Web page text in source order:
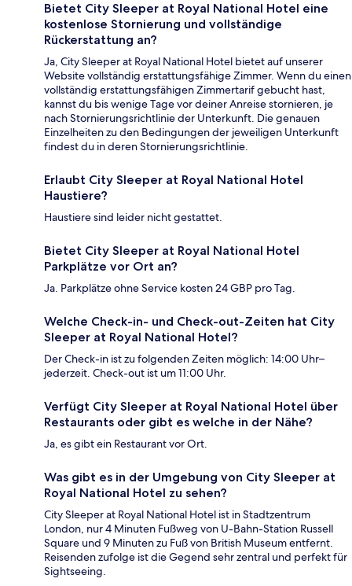
Bietet City Sleeper at Royal National Hotel eine
kostenlose Stornierung und vollständige
Rückerstattung an?
Ja, City Sleeper at Royal National Hotel bietet auf unserer
Website vollständig erstattungsfähige Zimmer. Wenn du einen
vollständig erstattungsfähigen Zimmertarif gebucht hast,
kannst du bis wenige Tage vor deiner Anreise stornieren, je
nach Stornierungsrichtlinie der Unterkunft. Die genauen
Einzelheiten zu den Bedingungen der jeweiligen Unterkunft
findest du in deren Stornierungsrichtlinie.
Erlaubt City Sleeper at Royal National Hotel
Haustiere?
Haustiere sind leider nicht gestattet.
Bietet City Sleeper at Royal National Hotel
Parkplätze vor Ort an?
Ja. Parkplätze ohne Service kosten 24 GBP pro Tag.
Welche Check-in- und Check-out-Zeiten hat City
Sleeper at Royal National Hotel?
Der Check-in ist zu folgenden Zeiten möglich: 14:00 Uhr–
jederzeit. Check-out ist um 11:00 Uhr.
Verfügt City Sleeper at Royal National Hotel über
Restaurants oder gibt es welche in der Nähe?
Ja, es gibt ein Restaurant vor Ort.
Was gibt es in der Umgebung von City Sleeper at
Royal National Hotel zu sehen?
City Sleeper at Royal National Hotel ist in Stadtzentrum
London, nur 4 Minuten Fußweg von U-Bahn-Station Russell
Square und 9 Minuten zu Fuß von British Museum entfernt.
Reisenden zufolge ist die Gegend sehr zentral und perfekt für
Sightseeing.